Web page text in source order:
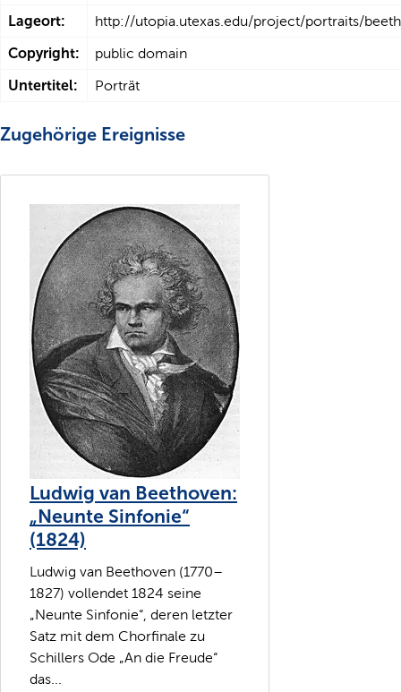
Lageort: http://utopia.utexas.edu/project/portraits/
Copyright: public domain
Untertitel: Porträt
Zugehörige Ereignisse
Ludwig van Beethoven:
„Neunte Sinfonie“
(1824)
Ludwig van Beethoven (1770–
1827) vollendet 1824 seine
„Neunte Sinfonie“, deren letzter
Satz mit dem Chorfinale zu
Schillers Ode „An die Freude“
das...